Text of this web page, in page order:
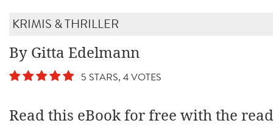
KRIMIS & THRILLER
By Gitta Edelmann
5 STARS, 4 VOTES
Read this eBook for free with the